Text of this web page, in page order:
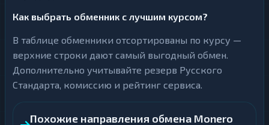
Как выбрать обменник с лучшим курсом?
В таблице обменники отсортированы по курсу —
верхние строки дают самый выгодный обмен.
Дополнительно учитывайте резерв Русского
Стандарта, комиссию и рейтинг сервиса.
Похожие направления обмена Monero